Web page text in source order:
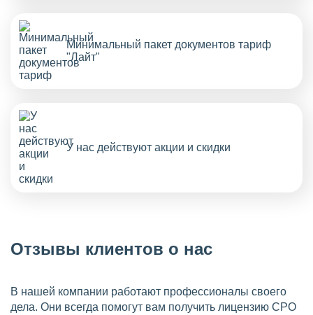
Минимальный пакет документов тариф
"Лайт"
У нас действуют акции и скидки
Отзывы клиентов о нас
В нашей компании работают профессионалы своего
дела. Они всегда помогут вам получить лицензию СРО